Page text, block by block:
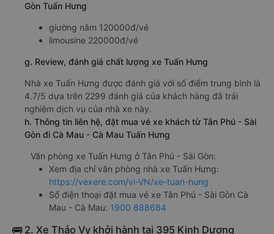
Gòn Tuấn Hưng
giường nằm 120000đ/vé
limousine 220000đ/vé
g. Review, đánh giá chất lượng xe Tuấn Hưng
Nhà xe Tuấn Hưng được đánh giá với số điểm trung bình là
4.7/5 dựa trên 2299 đánh giá của khách hàng đã trải
nghiệm dịch vụ của nhà xe này.
h. Thông tin liên hệ, đặt mua vé xe khách từ Tân Phú - Sài
Gòn đi Cà Mau - Cà Mau Tuấn Hưng
Văn phòng xe Tuấn Hưng ở Tân Phú - Sài Gòn:
Xem địa chỉ văn phòng nhà xe Tuấn Hưng:
https://vexere.com/vi-VN/xe-tuan-hung
Số điện thoại đặt mua vé xe Tân Phú - Sài Gòn Cà
Mau - Cà Mau: 1900 888684
🚌 2. Xe Thảo Vy khởi hành tại 395 Kinh Dương